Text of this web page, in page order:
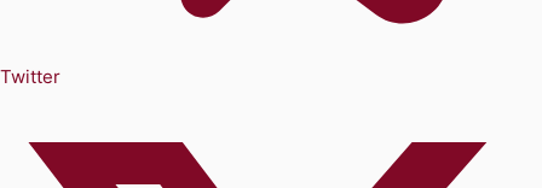
Twitter